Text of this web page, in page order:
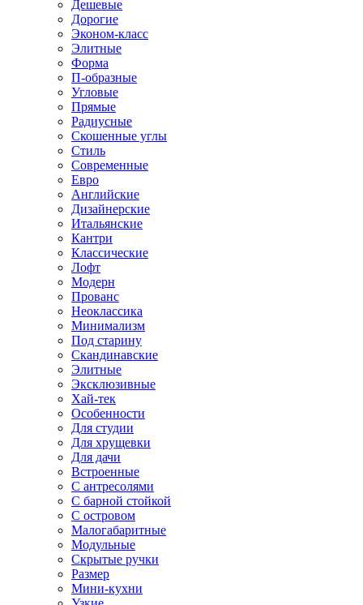
Дешевые
Дорогие
Эконом-класс
Элитные
Форма
П-образные
Угловые
Прямые
Радиусные
Скошенные углы
Стиль
Современные
Евро
Английские
Дизайнерские
Итальянские
Кантри
Классические
Лофт
Модерн
Прованс
Неоклассика
Минимализм
Под старину
Скандинавские
Элитные
Эксклюзивные
Хай-тек
Особенности
Для студии
Для хрущевки
Для дачи
Встроенные
С антресолями
С барной стойкой
С островом
Малогабаритные
Модульные
Скрытые ручки
Размер
Мини-кухни